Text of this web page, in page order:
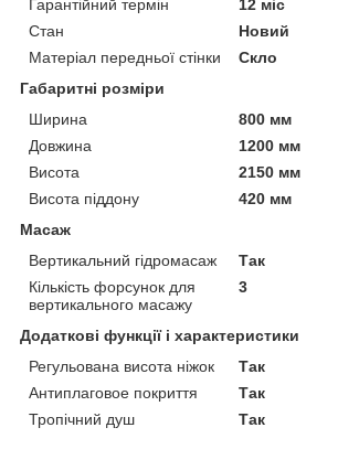
Гарантійний термін
12 міс
Стан
Новий
Матеріал передньої стінки
Скло
Габаритні розміри
Ширина
800 мм
Довжина
1200 мм
Висота
2150 мм
Висота піддону
420 мм
Масаж
Вертикальний гідромасаж
Так
Кількість форсунок для
вертикального масажу
3
Додаткові функції і характеристики
Регульована висота ніжок
Так
Антиплаговое покриття
Так
Тропічний душ
Так